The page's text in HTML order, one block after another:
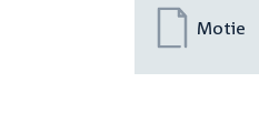
Motie